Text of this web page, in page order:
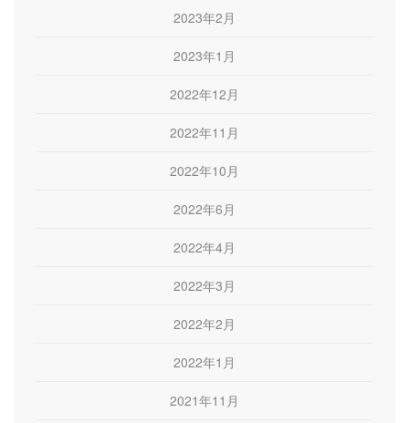
2023年2月
2023年1月
2022年12月
2022年11月
2022年10月
2022年6月
2022年4月
2022年3月
2022年2月
2022年1月
2021年11月